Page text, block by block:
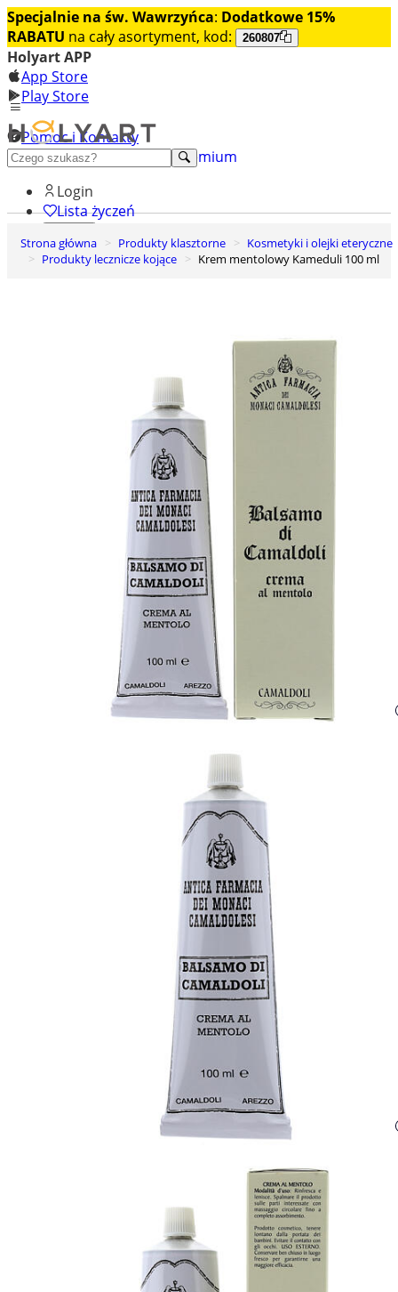
Specjalnie na św. Wawrzyńca: Dodatkowe 15%
RABATU na cały asortyment, kod: 260807
Holyart APP
App Store
Play Store
Pomoc i Kontakty
+48 222 922 860
Odkryj premium
Login
Lista życzeń
0
Koszyk
Strona główna Produkty klasztorne
Kosmetyki i olejki eteryczne
Produkty lecznicze kojące
Krem mentolowy Kameduli 100 ml